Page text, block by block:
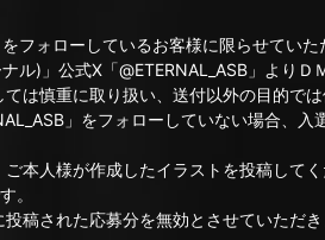
フォローしているお客様に限らせていた
)」公式X「@ETERNAL_ASB」よりＤ
は慎重に取り扱い、送付以外の目的では
」をフォローしていない場合、入
本人様が作成したイラストを投稿してく
。
稿された応募分を無効とさせていただ